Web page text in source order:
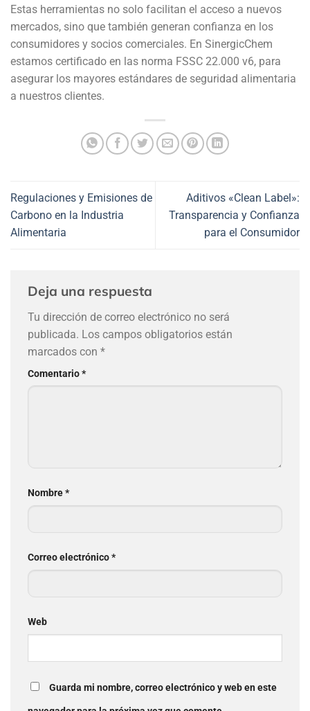
Estas herramientas no solo facilitan el acceso a nuevos
mercados, sino que también generan confianza en los
consumidores y socios comerciales. En SinergicChem
estamos certificado en las norma FSSC 22.000 v6, para
asegurar los mayores estándares de seguridad alimentaria
a nuestros clientes.
Regulaciones y Emisiones de
Carbono en la Industria
Alimentaria
Aditivos «Clean Label»:
Transparencia y Confianza
para el Consumidor
Deja una respuesta
Tu dirección de correo electrónico no será
publicada. Los campos obligatorios están
marcados con *
Comentario*
Nombre*
Correo electrónico*
Web
Guarda mi nombre, correo electrónico y web en este